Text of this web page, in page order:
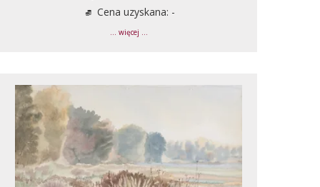
Cena uzyskana: -
... więcej ...